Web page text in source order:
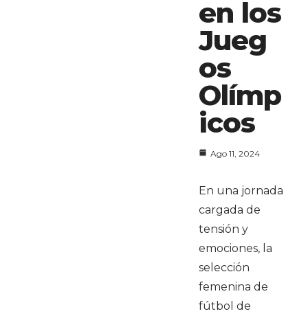
en los
Jueg
os
Olímp
icos
Ago 11, 2024
En una jornada
cargada de
tensión y
emociones, la
selección
femenina de
fútbol de